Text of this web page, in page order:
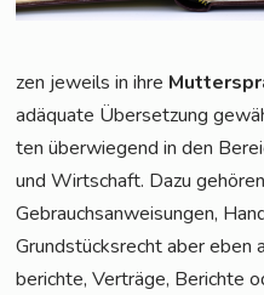
zen jeweils in ihre
adäqua­te Über­set­zung
ten über­wie­gend in den
und Wirt­schaft. Dazu
Gebrauchs­an­wei­sun­gen,
Grund­stücks­recht aber
be­rich­te, Ver­trä­ge, Berich­te